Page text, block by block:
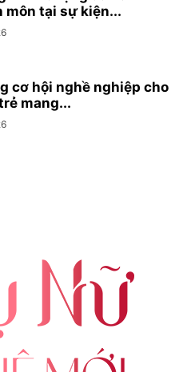
môn tại sự kiện...
cơ hội nghề nghiệp cho
mang...